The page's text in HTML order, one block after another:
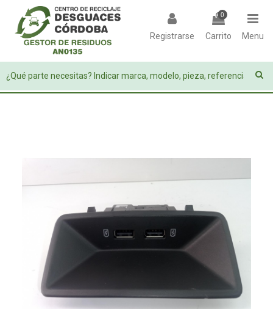
Registrarse
0
Carrito Menu